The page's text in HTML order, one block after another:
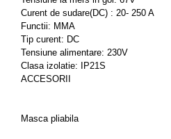
Curent de sudare(DC) : 20- 250 A
Functii: MMA
Tip curent: DC
Tensiune alimentare: 230V
Clasa izolatie: IP21S
ACCESORII
Masca pliabila